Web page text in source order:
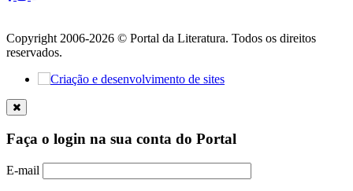
Copyright 2006-2026 © Portal da Literatura. Todos os direitos
reservados.
Faça o login na sua conta do Portal
E-mail